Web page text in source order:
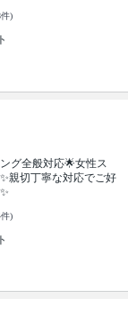
)
グ全般対応🌟女性ス
親切丁寧な対応でご好
)